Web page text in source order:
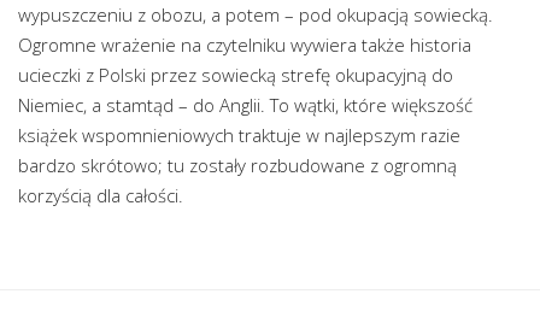
wypuszczeniu z obozu, a potem – pod okupacją sowiecką.
Ogromne wrażenie na czytelniku wywiera także historia
ucieczki z Polski przez sowiecką strefę okupacyjną do
Niemiec, a stamtąd – do Anglii. To wątki, które większość
książek wspomnieniowych traktuje w najlepszym razie
bardzo skrótowo; tu zostały rozbudowane z ogromną
korzyścią dla całości.